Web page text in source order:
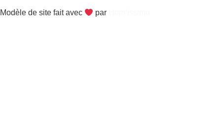
Modèle de site fait avec par